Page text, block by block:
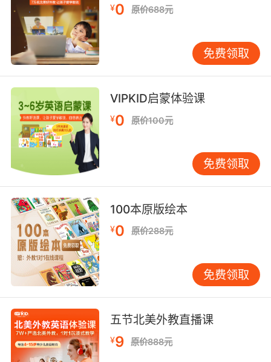
8. All she's doing is drinking from a flask and
punching people in the face.
她做的不过是喝酒壶里的酒 然后一拳揍人脸上
9. Which reminds me, you left your flask in
my mother's garden.
这倒提醒我 你把保温瓶落在我妈的花园了
10. Could really use my flask right about now.
现在要是有瓶酒在手就好了
¥0 原价688元
免费领取
VIPKID启蒙体验课
¥0 原价100元
免费领取
100本原版绘本
¥0 原价288元
免费领取
五节北美外教直播课
¥9 原价888元